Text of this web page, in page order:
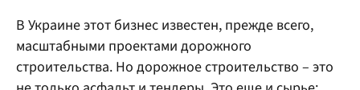
В Украине этот бизнес известен, прежде всего,
масштабными проектами дорожного
строительства. Но дорожное строительство – это